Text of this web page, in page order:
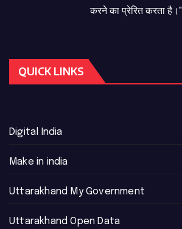
करने का प्रेरित करता है।"
QUICK LINKS
Digital India
Make in india
Uttarakhand My Government
Uttarakhand Open Data